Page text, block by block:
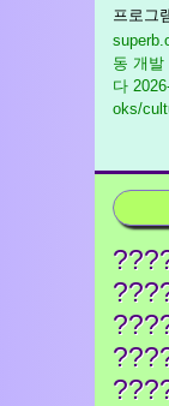
프로그
동 개발
다
oks/